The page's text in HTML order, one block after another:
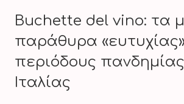
Buchette del vino: τα
παράθυρα
περιόδους
Ιταλίας